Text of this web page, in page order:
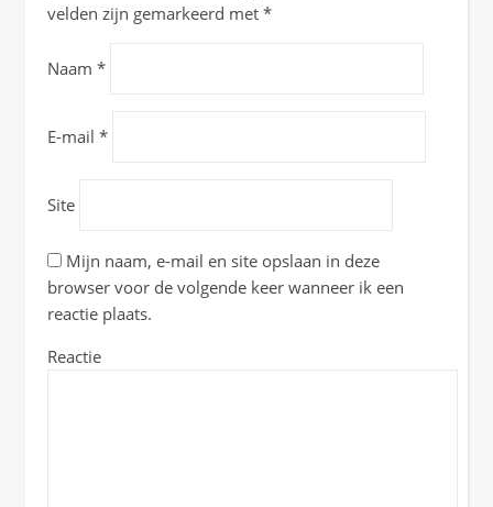
velden zijn gemarkeerd met *
Naam *
E-mail *
Site
Mijn naam, e-mail en site opslaan in deze
browser voor de volgende keer wanneer ik een
reactie plaats.
Reactie